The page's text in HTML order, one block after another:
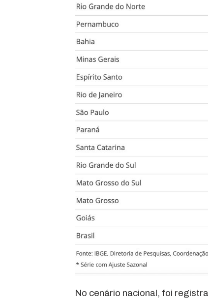
No cenário nacional, foi